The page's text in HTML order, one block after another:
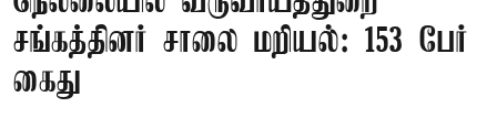
சங்கத்தினர் சாலை மறியல்: 153 பேர்
கைது